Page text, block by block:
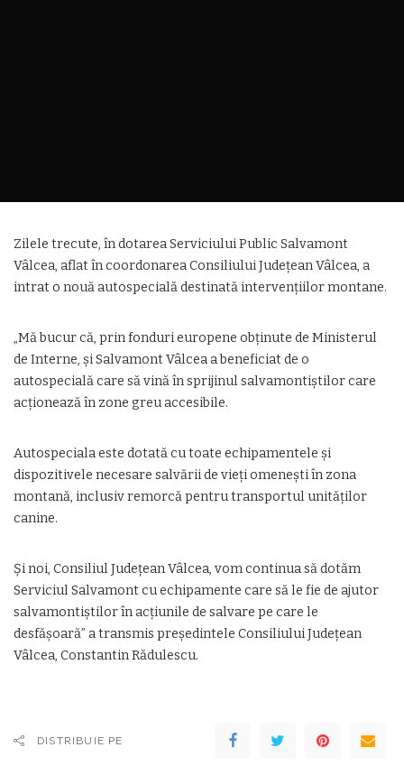
Zilele trecute, în dotarea Serviciului Public Salvamont
Vâlcea, aflat în coordonarea Consiliului Județean Vâlcea, a
intrat o nouă autospecială destinată intervenţiilor montane.
„Mă bucur că, prin fonduri europene obținute de Ministerul
de Interne, și Salvamont Vâlcea a beneficiat de o
autospecială care să vină în sprijinul salvamontiștilor care
acționează în zone greu accesibile.
Autospeciala este dotată cu toate echipamentele și
dispozitivele necesare salvării de vieți omenești în zona
montană, inclusiv remorcă pentru transportul unităților
canine.
Și noi, Consiliul Județean Vâlcea, vom continua să dotăm
Serviciul Salvamont cu echipamente care să le fie de ajutor
salvamontiștilor în acțiunile de salvare pe care le
desfășoară” a transmis președintele Consiliului Județean
Vâlcea, Constantin Rădulescu.
DISTRIBUIE PE